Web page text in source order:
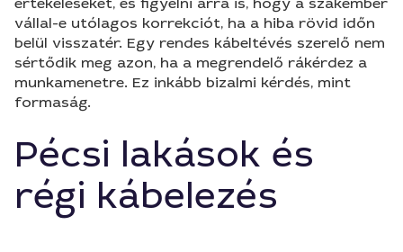
vállal-e utólagos korrekciót, ha a hiba rövid időn
belül visszatér. Egy rendes kábeltévés szerelő nem
sértődik meg azon, ha a megrendelő rákérdez a
munkamenetre. Ez inkább bizalmi kérdés, mint
formaság.
Pécsi lakások és
régi kábelezés